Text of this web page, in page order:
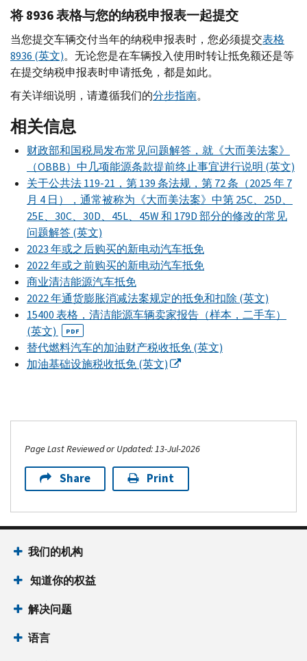
将 8936 表格与您的纳税申报表一起提交
当您提交车辆交付当年的纳税申报表时，您必须提交表格
8936 (英文)。无论您是在车辆投入使用时转让抵免额还是等
在提交纳税申报表时申请抵免，都是如此。
有关详细说明，请遵循我们的分步指南。
相关信息
财政部和国税局发布常见问题解答，就《大而美法案》
（OBBB）中几项能源条款提前终止事宜进行说明 (英文)
关于公共法 119-21，第 139 条法规，第 72 条（2025 年 7
月 4 日），通常被称为《大而美法案》中第 25C、25D、
25E、30C、30D、45L、45W和 179D部分的修改的常见
问题解答 (英文)
2023 年或之后购买的新电动汽车抵免
2022 年或之前购买的新电动汽车抵免
商业清洁能源汽车抵免
2022 年通货膨胀消减法案规定的抵免和扣除 (英文)
15400 表格，清洁能源车辆卖家报告（样本，二手车）
(英文)
PDF
替代燃料汽车的加油财产税收抵免 (英文)
加油基础设施税收抵免 (英文)
Page Last Reviewed or Updated: 13-Jul-2026
Share Print
我们的机构
知道你的权益
解决问题
语言